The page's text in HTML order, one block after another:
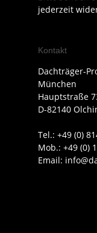
jederzeit
Kontakt
Dachträger-
München
Hauptstraße
D-82140
Tel.: +49 (0)
Mob.: +49 (0)
Email: